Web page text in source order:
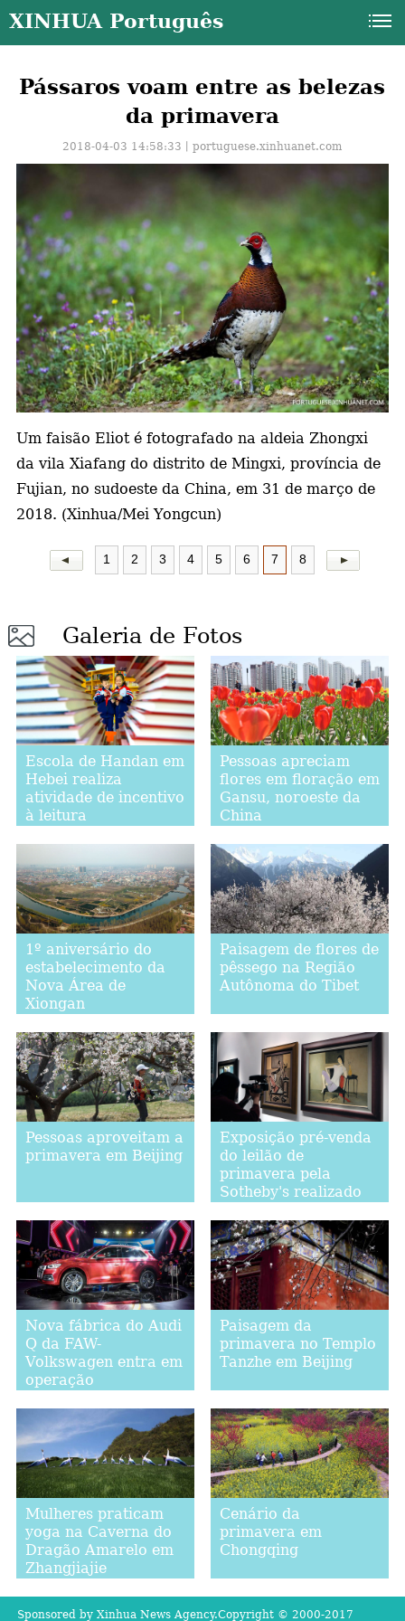
XINHUA Português
Pássaros voam entre as belezas
da primavera
2018-04-03 14:58:33丨portuguese.xinhuanet.com
Um faisão Eliot é fotografado na aldeia Zhongxi
da vila Xiafang do distrito de Mingxi, província de
Fujian, no sudoeste da China, em 31 de março de
2018. (Xinhua/Mei Yongcun)
1 2 3 4 5 6 7 8
Galeria de Fotos
Escola de Handan em
Hebei realiza
atividade de incentivo
à leitura
Pessoas apreciam
flores em floração em
Gansu, noroeste da
China
1º aniversário do
estabelecimento da
Nova Área de
Xiongan
Paisagem de flores de
pêssego na Região
Autônoma do Tibet
Pessoas aproveitam a
primavera em Beijing
Exposição pré-venda
do leilão de
primavera pela
Sotheby's realizado
Nova fábrica do Audi
Q da FAW-
Volkswagen entra em
operação
Paisagem da
primavera no Templo
Tanzhe em Beijing
Mulheres praticam
yoga na Caverna do
Dragão Amarelo em
Zhangjiajie
Cenário da
primavera em
Chongqing
Sponsored by Xinhua News Agency.Copyright © 2000-2017